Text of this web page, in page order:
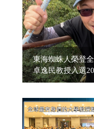
東海蜘蛛人榮登
卓逸民教授入選